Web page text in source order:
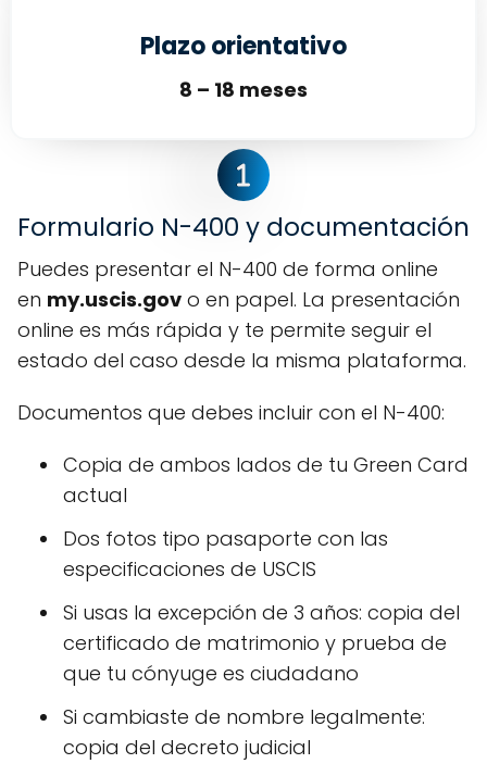
Plazo orientativo
8 – 18 meses
Formulario N-400 y documentación
Puedes presentar el N-400 de forma online
en my.uscis.gov o en papel. La presentación
online es más rápida y te permite seguir el
estado del caso desde la misma plataforma.
Documentos que debes incluir con el N-400:
Copia de ambos lados de tu Green Card
actual
Dos fotos tipo pasaporte con las
especificaciones de USCIS
Si usas la excepción de 3 años: copia del
certificado de matrimonio y prueba de
que tu cónyuge es ciudadano
Si cambiaste de nombre legalmente:
copia del decreto judicial